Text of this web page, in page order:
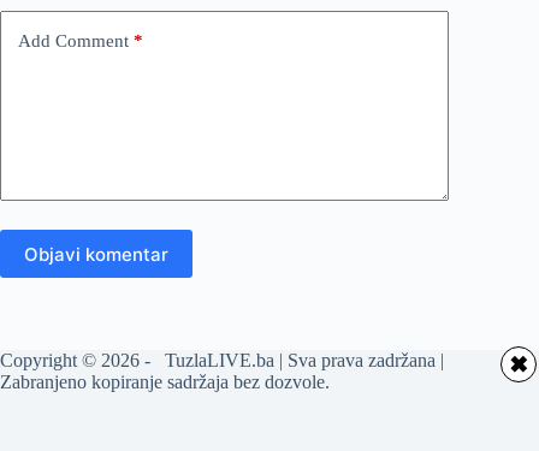
Add Comment *
Objavi komentar
Copyright © 2026 - TuzlaLIVE.ba | Sva prava zadržana |
Zabranjeno kopiranje sadržaja bez dozvole.
✖